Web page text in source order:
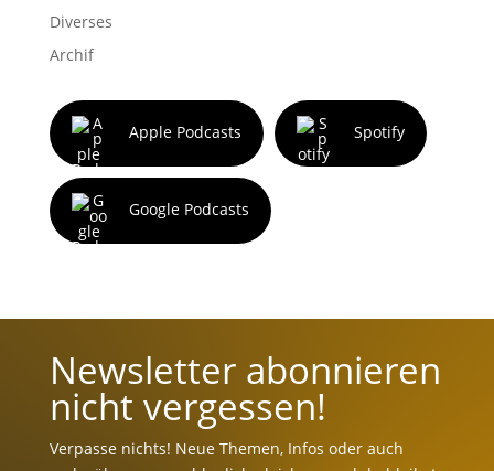
Diverses
Archif
Apple Podcasts Spotify
Google Podcasts
Newsletter abonnieren
nicht vergessen!
Verpasse nichts! Neue Themen, Infos oder auch